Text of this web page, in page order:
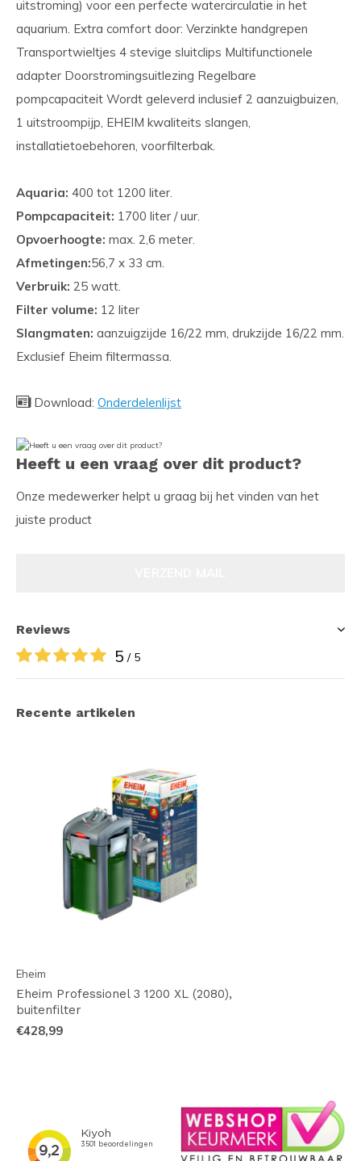
uitstroming) voor een perfecte watercirculatie in het
aquarium. Extra comfort door: Verzinkte handgrepen
Transportwieltjes 4 stevige sluitclips Multifunctionele
adapter Doorstromingsuitlezing Regelbare
pompcapaciteit Wordt geleverd inclusief 2 aanzuigbuizen,
1 uitstroompijp, EHEIM kwaliteits slangen,
installatietoebehoren, voorfilterbak.
Aquaria: 400 tot 1200 liter.
Pompcapaciteit: 1700 liter / uur.
Opvoerhoogte: max. 2,6 meter.
Afmetingen:56,7 x 33 cm.
Verbruik: 25 watt.
Filter volume: 12 liter
Slangmaten: aanzuigzijde 16/22 mm, drukzijde 16/22 mm.
Exclusief Eheim filtermassa.
Download: Onderdelenlijst
Heeft u een vraag over dit product?
Onze medewerker helpt u graag bij het vinden van het
juiste product
Reviews
5 / 5
Recente artikelen
Eheim
Eheim Professionel 3 1200 XL (2080),
buitenfilter
€428,99